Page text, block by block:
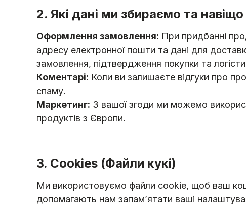
2. Які дані ми збираємо та навіщо
Оформлення замовлення: При придбанні
адресу електронної пошти та дані для
замовлення, підтвердження покупки та
Коментарі: Коли ви залишаєте відгуки про
спаму.
Маркетинг: З вашої згоди ми можемо
продуктів з Європи.
3. Cookies (Файли кукі)
Ми використовуємо файли cookie, щоб ваш
допомагають нам запам’ятати ваші